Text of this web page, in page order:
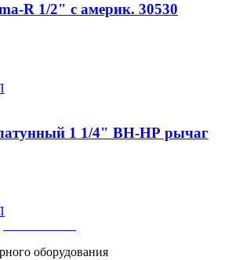
R 1/2" с америк. 30530
1 1/4" ВН-НР рычаг
оборудования